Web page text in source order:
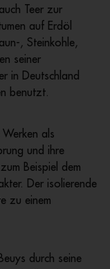
Teer zur
auf Erdöl
, Steinkohle,
seiner
in Deutschland
benutzt.
als
und ihre
Beispiel dem
Der isolierende
zu einem
durch seine